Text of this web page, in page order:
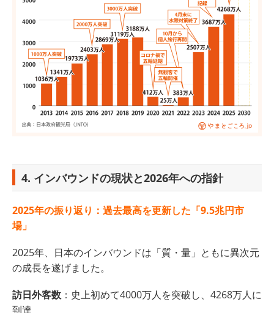
4. インバウンドの現状と2026年への指針
2025年の振り返り：過去最高を更新した「9.5兆円市
場」
2025年、日本のインバウンドは「質・量」ともに異次元
の成長を遂げました。
訪日外客数 ：史上初めて4000万人を突破し、4268万人に
到達